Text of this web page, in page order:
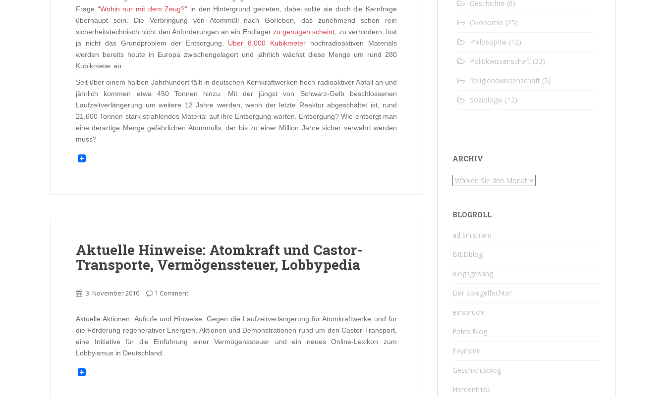
Frage “Wohin nur mit dem Zeug?” in den Hintergrund getreten, dabei sollte sie doch die Kernfrage
überhaupt sein. Die Verbringung von Atommüll nach Gorleben, das zunehmend schon rein
sicherheitstechnisch nicht den Anforderungen an ein Endlager zu genügen scheint , zu verhindern, löst
ja nicht das Grundproblem der Entsorgung. Über 8.000 Kubikmeter hochradioaktiven Materials
werden bereits heute in Europa zwischengelagert und jährlich wächst diese Menge um rund 280
Kubikmeter an.
Seit über einem halben Jahrhundert fällt in deutschen Kernkraftwerken hoch radioaktiver Abfall an und
jährlich kommen etwa 450 Tonnen hinzu. Mit der jüngst von Schwarz-Gelb beschlossenen
Laufzeitverlängerung um weitere 12 Jahre werden, wenn der letzte Reaktor abgeschaltet ist, rund
21.600 Tonnen stark strahlendes Material auf ihre Entsorgung warten. Entsorgung? Wie entsorgt man
eine derartige Menge gefährlichen Atommülls, der bis zu einer Million Jahre sicher verwahrt werden
muss?
Aktuelle Hinweise: Atomkraft und Castor-
Transporte, Vermögenssteuer, Lobbypedia
3. November 2010 1 Comment
Aktuelle Aktionen, Aufrufe und Hinweise: Gegen die Laufzeitverlängerung für Atomkraftwerke und für
die Förderung regenerativer Energien, Aktionen und Demonstrationen rund um den Castor-Transport,
eine Initiative für die Einführung einer Vermögenssteuer und ein neues Online-Lexikon zum
Lobbyismus in Deutschland.
Geschichte (8)
Ökonomie (25)
Philosophie (12)
Politikwissenschaft (33)
Religionswissenschaft (5)
Soziologie (12)
ARCHIV
Archiv
BLOGROLL
ad sinistram
BILDblog
blogsgesang
Der Spiegelfechter
einspruch!
Fefes Blog
Feynsinn
Geschichtsblog
Herdentrieb